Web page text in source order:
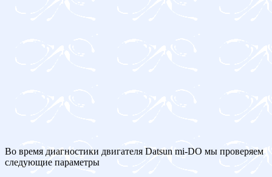
Во время диагностики двигателя Datsun mi-DO мы проверяем
следующие параметры